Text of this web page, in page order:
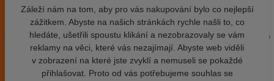
Záleží nám na tom, aby pro vás nakupování bylo co nejlepší
zážitkem. Abyste na našich stránkách rychle našli to, co
hledáte, ušetřili spoustu klikání a nezobrazovaly se vám
reklamy na věci, které vás nezajímají. Abyste web viděli
v zobrazení na které jste zvyklí a nemuseli se pokaždé
přihlašovat. Proto od vás potřebujeme souhlas se